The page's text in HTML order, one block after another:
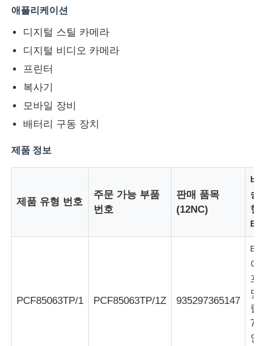
우리 에 관한 것
공장 투어
품질 관리
문의하기
뉴스
사건
칩에 SOC 시스템
애플리케이션
디지털 스틸 카메라
디지털 비디오 카메라
프린터
복사기
모바일 장비
배터리 구동 장치
제품 정보
제품 유형 번호
주문 가능 부품
번호
판매 품목
(12NC)
배
송
형
태
PCF85063TP/1 PCF85063TP/1Z 935297365147
테
이
프
및
릴,
7
인